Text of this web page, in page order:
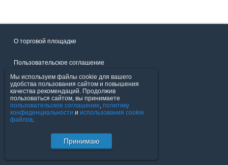
О торговой площадке
Пользовательское соглашение
Политика конфиденциальности
Продавцы
© FavoritMarket.com
Мы используем файлы cookie для вашего
удобства пользования сайтом и повышения
качества рекомендаций. Продолжив
пользоваться сайтом, вы принимаете
пользовательское соглашение, политику
конфиденциальности и использования cookie
файлов.
Принимаю